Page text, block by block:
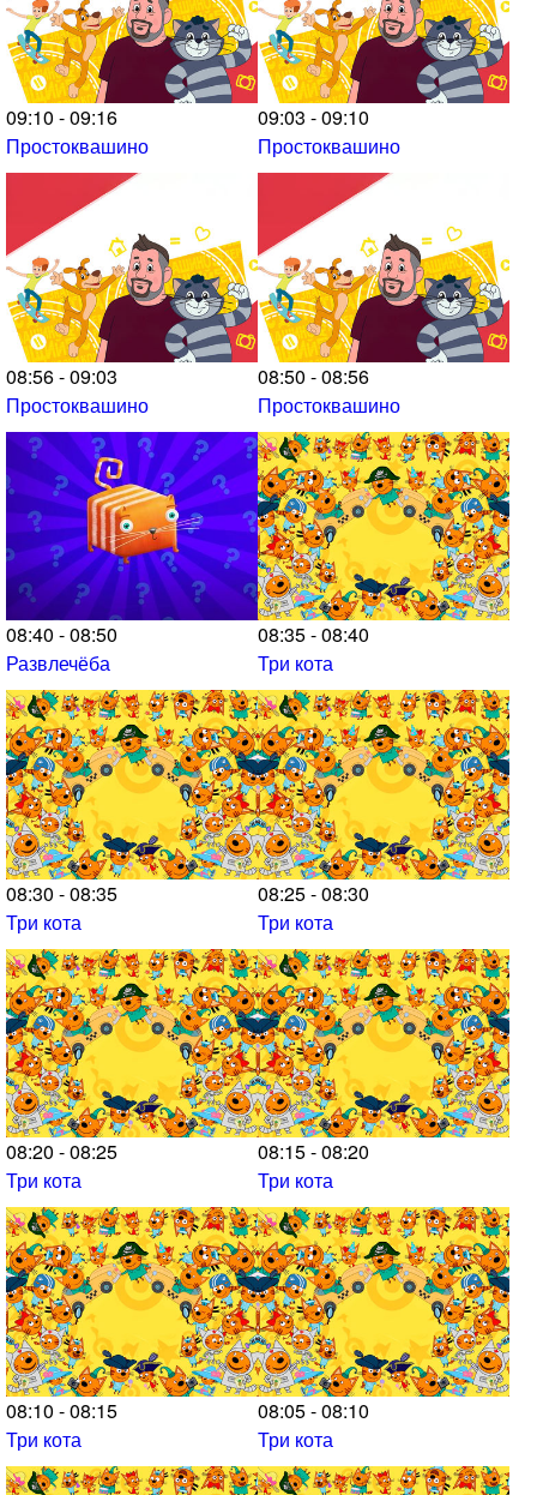
09:10 - 09:16
Простоквашино
09:03 - 09:10
Простоквашино
08:56 - 09:03
Простоквашино
08:50 - 08:56
Простоквашино
08:40 - 08:50
Развлечёба
08:35 - 08:40
Три кота
08:30 - 08:35
Три кота
08:25 - 08:30
Три кота
08:20 - 08:25
Три кота
08:15 - 08:20
Три кота
08:10 - 08:15
Три кота
08:05 - 08:10
Три кота